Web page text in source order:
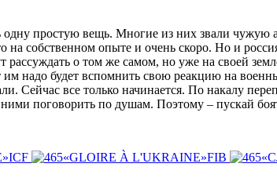
простую вещь. Многие из них звали чужую
на собственном опыте и очень скоро. Но и
о том же самом, но уже на своей
надо будет вспомнить свою реакцию на
все только начинается. По накалу
поговорить по душам. Поэтому – пускай
«GLOIRE À L'UKRAINE»FIB